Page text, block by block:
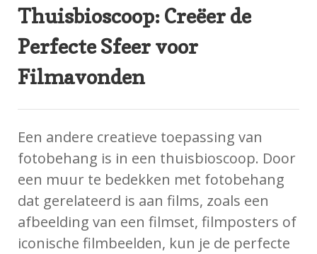
Thuisbioscoop: Creëer de
Perfecte Sfeer voor
Filmavonden
Een andere creatieve toepassing van
fotobehang is in een thuisbioscoop. Door
een muur te bedekken met fotobehang
dat gerelateerd is aan films, zoals een
afbeelding van een filmset, filmposters of
iconische filmbeelden, kun je de perfecte